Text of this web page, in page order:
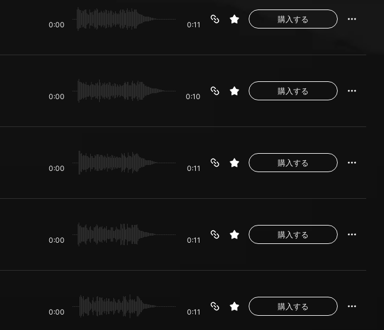
0:00 0:11
購入する
0:00 0:10
購入する
0:00 0:11
購入する
0:00 0:11
購入する
0:00 0:11
購入する